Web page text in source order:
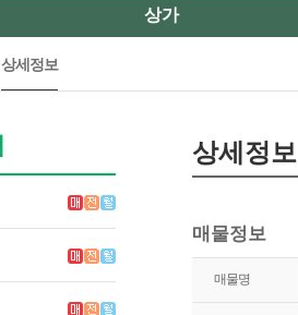
상가
상세정보
상세정보
매물정보
매물명